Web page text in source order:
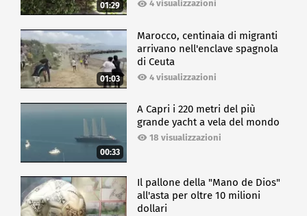
01:29 4 visualizzazioni
01:03
Marocco, centinaia di migranti
arrivano nell'enclave spagnola
di Ceuta
4 visualizzazioni
00:33
A Capri i 220 metri del più
grande yacht a vela del mondo
18 visualizzazioni
Il pallone della "Mano de Dios"
all'asta per oltre 10 milioni
dollari